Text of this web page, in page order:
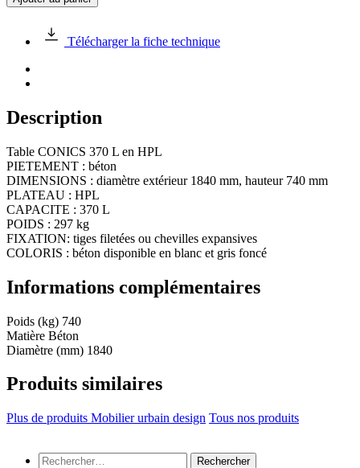
Table
HPL
Télécharger la fiche technique
Description
Table CONICS 370 L en HPL
PIETEMENT : béton
DIMENSIONS : diamètre extérieur 1840 mm, hauteur 740 mm
PLATEAU : HPL
CAPACITE : 370 L
POIDS : 297 kg
FIXATION: tiges filetées ou chevilles expansives
COLORIS : béton disponible en blanc et gris foncé
Informations complémentaires
Poids (kg) 740
Matière Béton
Diamètre (mm) 1840
Produits similaires
Plus de produits Mobilier urbain design Tous nos produits
Rechercher :